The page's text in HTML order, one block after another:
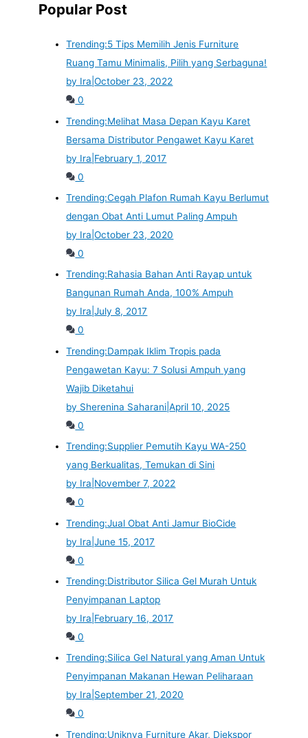
Popular Post
Trending:5 Tips Memilih Jenis Furniture
Ruang Tamu Minimalis, Pilih yang Serbaguna!
by Ira |October 23, 2022
0
Trending:Melihat Masa Depan Kayu Karet
Bersama Distributor Pengawet Kayu Karet
by Ira February 1, 2017
0
Trending:Cegah Plafon Rumah Kayu Berlumut
dengan Obat Anti Lumut Paling Ampuh
by Ira |October 23, 2020
0
Trending:Rahasia Bahan Anti Rayap untuk
Bangunan Rumah Anda, 100% Ampuh
by Ira |July 8, 2017
0
Trending:Dampak Iklim Tropis pada
Pengawetan Kayu: 7 Solusi Ampuh yang
Wajib Diketahui
by Sherenina Saharani |April 10, 2025
0
Trending:Supplier Pemutih Kayu WA-250
yang Berkualitas, Temukan di Sini
by Ira November 7, 2022
0
Trending:Jual Obat Anti Jamur BioCide
by Ira |June 15, 2017
0
Trending:Distributor Silica Gel Murah Untuk
Penyimpanan Laptop
by Ira February 16, 2017
0
Trending:Silica Gel Natural yang Aman Untuk
Penyimpanan Makanan Hewan Peliharaan
by Ira September 21, 2020
0
Trending:Uniknya Furniture Akar, Diekspor